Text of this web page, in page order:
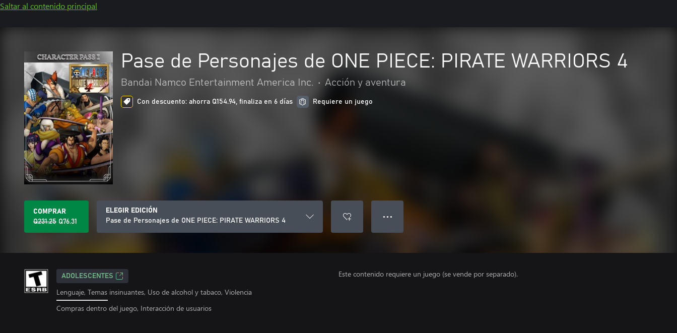
Saltar al contenido principal
Pase de Personajes de ONE PIECE: PIRATE WARRIORS 4
Bandai Namco Entertainment America Inc. • Acción y aventura
Con descuento: ahorra Q154.94, finaliza en 6 días Requiere un juego
COMPRAR
Q231.25 Q76.31
ELEGIR EDICIÓN
Pase de Personajes de ONE PIECE: PIRATE WARRIORS 4
● ● ●
ADOLESCENTES
Lenguaje, Temas insinuantes, Uso de alcohol y tabaco, Violencia
Compras dentro del juego, Interacción de usuarios
Este contenido requiere un juego (se vende por separado).